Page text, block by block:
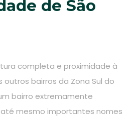
de São
completa e proximidade à
outros bairros da Zona Sul do
bairro extremamente
mesmo importantes nomes